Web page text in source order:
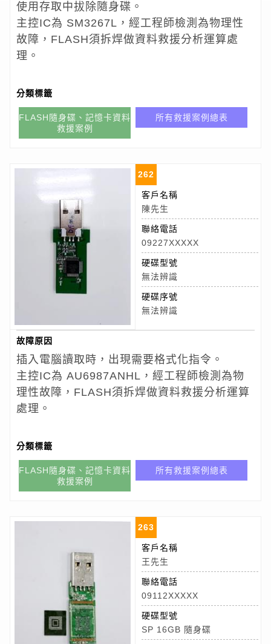
使用存取中拔除隨身碟。
主控IC為 SM3267L，經工程師檢測為物理性
故障，FLASH須拆焊做資料救援分析運算處
理。
分類標籤
FLASH隨身碟、記憶卡資料
救援案例
所有救援案例總表
262
客戶名稱
陳先生
聯絡電話
09227XXXXX
硬碟型號
無法辨識
硬碟序號
無法辨識
故障原因
插入電腦讀取時，出現需要格式化指令。
主控IC為 AU6987ANHL，經工程師檢測為物
理性故障，FLASH須拆焊做資料救援分析運算
處理。
分類標籤
FLASH隨身碟、記憶卡資料
救援案例
所有救援案例總表
263
客戶名稱
王先生
聯絡電話
09112XXXXX
硬碟型號
SP 16GB 隨身碟